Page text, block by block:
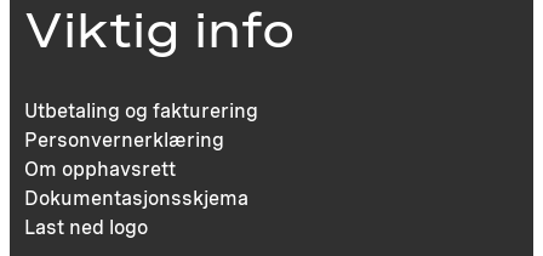
Viktig info
Utbetaling og fakturering
Personvernerklæring
Om opphavsrett
Dokumentasjonsskjema
Last ned logo